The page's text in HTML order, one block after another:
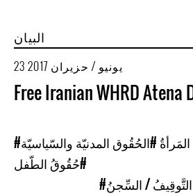
البيان
23 يونيو / حزيران 2017
Free Iranian WHRD Atena
#الحُقُوق المدنيّة والسّياسيّة
#حُقُوقُ الطّفل
/ التَّوقِيفُ / السِّجنُ